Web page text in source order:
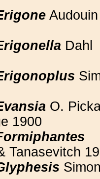
Audouin
Dahl
O.
1900
Tanasevitch